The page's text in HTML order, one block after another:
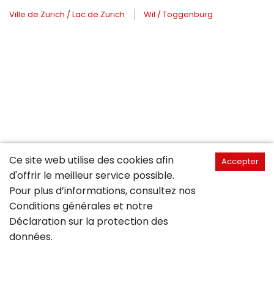
Ville de Zurich / Lac de Zurich
Wil / Toggenburg
Ce site web utilise des cookies afin
d'offrir le meilleur service possible.
Pour plus d’informations, consultez nos
Conditions générales et notre
Déclaration sur la protection des
données.
Accepter